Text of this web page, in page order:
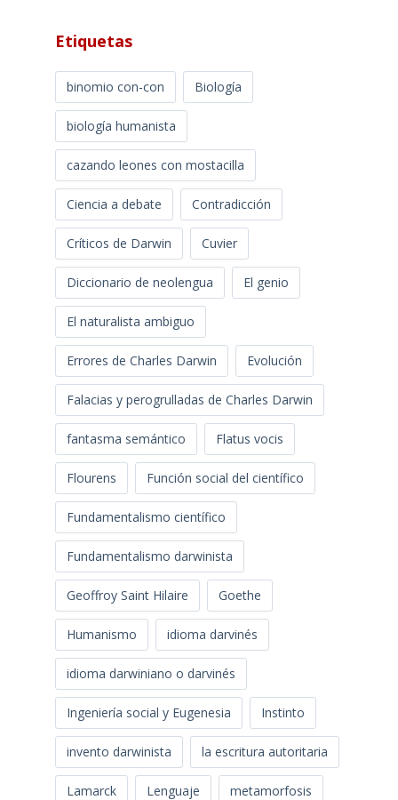
Etiquetas
binomio con-con Biología
biología humanista
cazando leones con mostacilla
Ciencia a debate Contradicción
Críticos de Darwin Cuvier
Diccionario de neolengua El genio
El naturalista ambiguo
Errores de Charles Darwin Evolución
Falacias y perogrulladas de Charles Darwin
fantasma semántico Flatus vocis
Flourens Función social del científico
Fundamentalismo científico
Fundamentalismo darwinista
Geoffroy Saint Hilaire Goethe
Humanismo idioma darvinés
idioma darwiniano o darvinés
Ingeniería social y Eugenesia Instinto
invento darwinista la escritura autoritaria
Lamarck Lenguaje metamorfosis